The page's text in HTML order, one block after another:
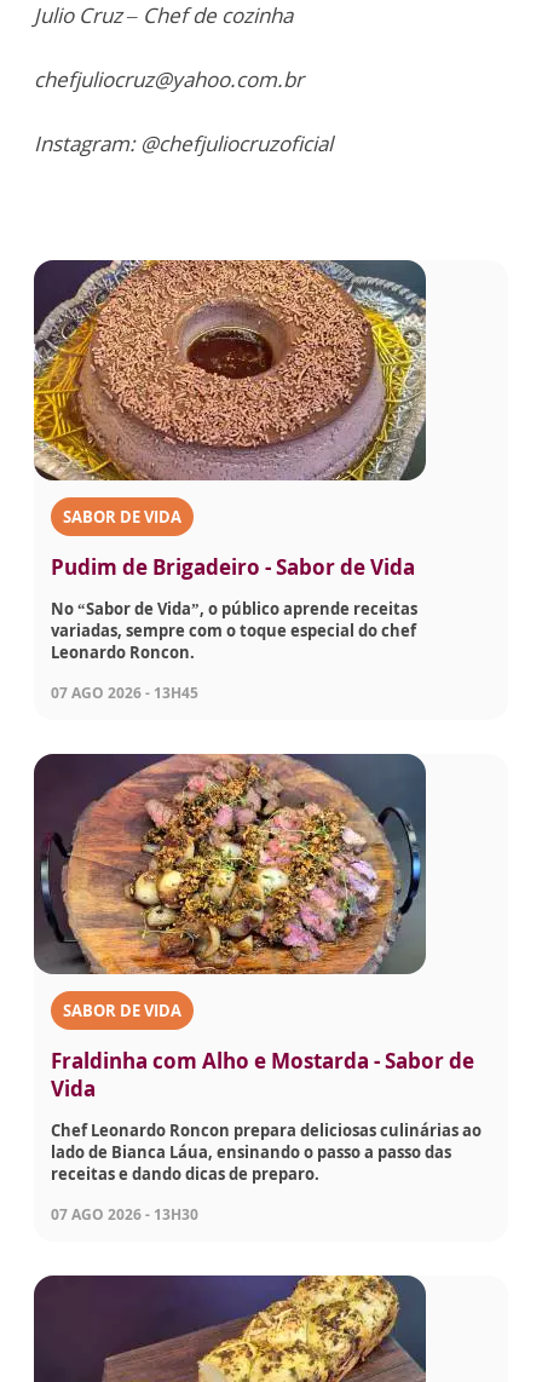
Julio Cruz – Chef de cozinha
chefjuliocruz@yahoo.com.br
Instagram: @chefjuliocruzoficial
SABOR DE VIDA
Pudim de Brigadeiro - Sabor de Vida
No “Sabor de Vida”, o público aprende receitas
variadas, sempre com o toque especial do chef
Leonardo Roncon.
07 AGO 2026 - 13H45
SABOR DE VIDA
Fraldinha com Alho e Mostarda - Sabor de
Vida
Chef Leonardo Roncon prepara deliciosas culinárias ao
lado de Bianca Láua, ensinando o passo a passo das
receitas e dando dicas de preparo.
07 AGO 2026 - 13H30